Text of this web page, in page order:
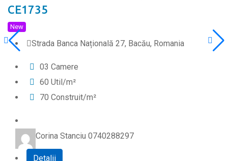
CE1735
New
Strada Banca Națională 27, Bacău, Romania
03Camere
60Util/m²
70Construit/m²
Corina Stanciu 0740288297
Detalii